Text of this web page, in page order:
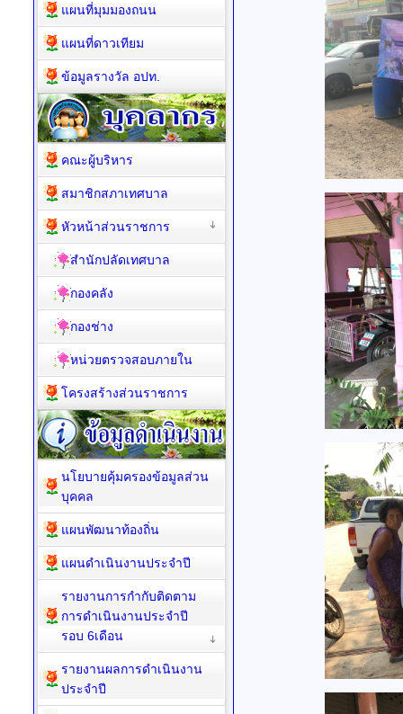
แผนที่มุมมองถนน
แผนที่ดาวเทียม
ข้อมูลรางวัล อปท.
คณะผู้บริหาร
สมาชิกสภาเทศบาล
หัวหน้าส่วนราชการ
สำนักปลัดเทศบาล
กองคลัง
กองช่าง
หน่วยตรวจสอบภายใน
โครงสร้างส่วนราชการ
นโยบายคุ้มครองข้อมูลส่วน
บุคคล
แผนพัฒนาท้องถิ่น
แผนดำเนินงานประจำปี
รายงานการกำกับติดตาม
การดำเนินงานประจำปี
รอบ 6เดือน
รายงานผลการดำเนินงาน
ประจำปี